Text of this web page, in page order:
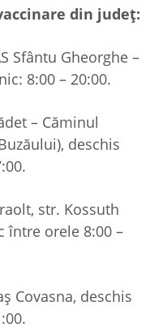
din județ:
Sfântu Gheorghe –
8:00 – 20:00.
– Căminul
deschis
str. Kossuth
între orele 8:00 –
Covasna, deschis